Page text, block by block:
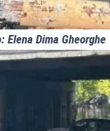
Elena Dima Gheorghe